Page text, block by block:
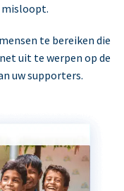
misloopt.
te bereiken die
uit te werpen op de
uw supporters.